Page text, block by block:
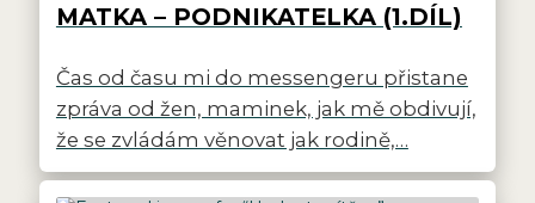
MATKA – PODNIKATELKA (1.DÍL)
Čas od času mi do messengeru přistane
zpráva od žen, maminek, jak mě obdivují,
že se zvládám věnovat jak rodině,…